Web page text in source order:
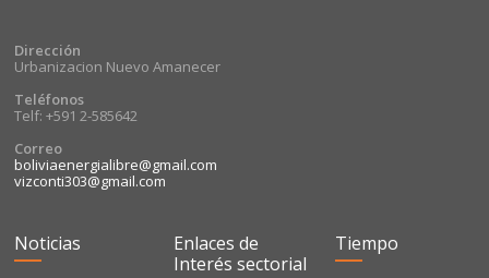
Dirección
Urbanizacion Nuevo Amanecer
Teléfonos
Telf: +591 2-585642
Correo
boliviaenergialibre@gmail.com
vizconti303@gmail.com
Noticias
Enlaces de
Interés sectorial
Tiempo